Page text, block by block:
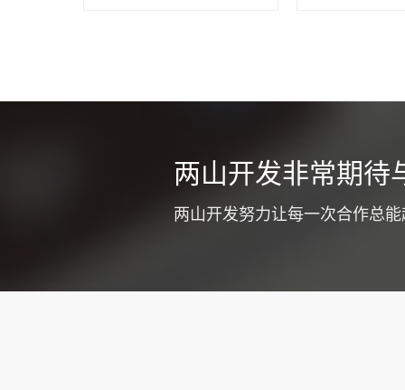
不少货运公司
式提高企业
质和工作效
两山开发非常期待
两山开发努力让每一次合作总